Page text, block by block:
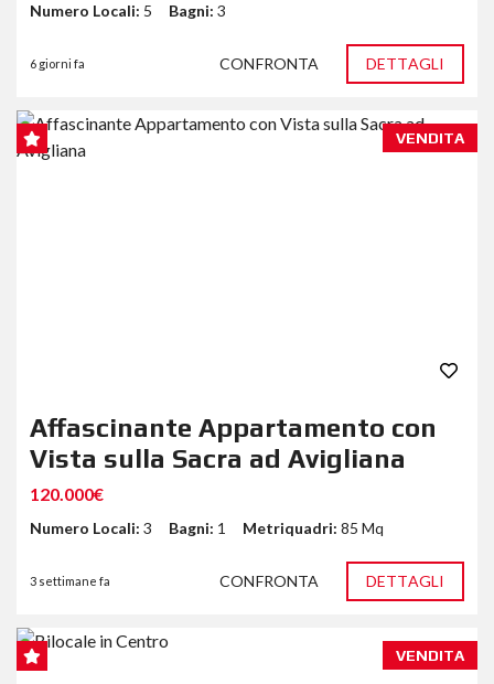
Numero Locali: 5 Bagni: 3
6 giorni fa CONFRONTA DETTAGLI
VENDITA
Affascinante Appartamento con
Vista sulla Sacra ad Avigliana
120.000€
Numero Locali: 3 Bagni: 1 Metriquadri: 85 Mq
3 settimane fa CONFRONTA DETTAGLI
VENDITA